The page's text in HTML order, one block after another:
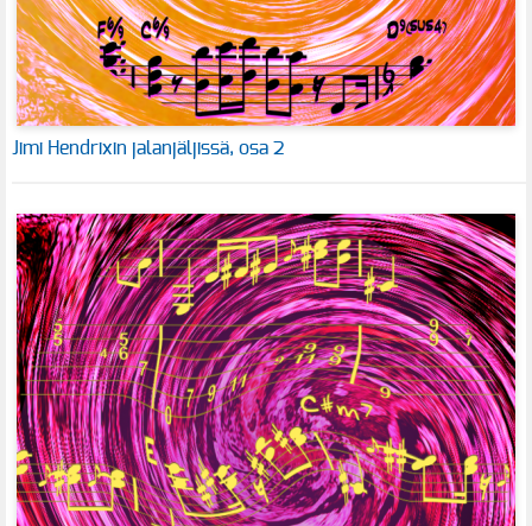
Jimi Hendrixin jalanjäljissä, osa 2